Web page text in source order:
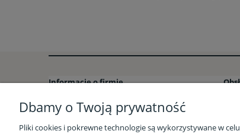
Informacje o firmie
Kontakt i dane firmy – Stacja Bio
Dbamy o Twoją prywatność
Pliki cookies i pokrewne technologie są wykorzystywane w